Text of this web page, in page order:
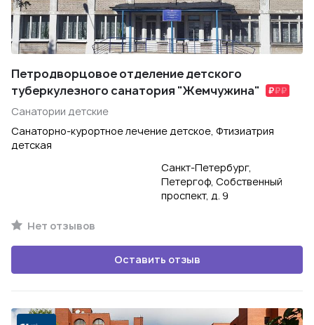
Петродворцовое отделение детского
туберкулезного санатория "Жемчужина"
Санатории детские
Санаторно-курортное лечение детское, Фтизиатрия
детская
Санкт-Петербург,
Петергоф, Собственный
проспект, д. 9
Нет отзывов
Оставить отзыв